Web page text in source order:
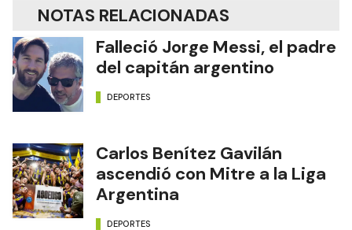
NOTAS RELACIONADAS
Falleció Jorge Messi, el padre
del capitán argentino
DEPORTES
Carlos Benítez Gavilán
ascendió con Mitre a la Liga
Argentina
DEPORTES